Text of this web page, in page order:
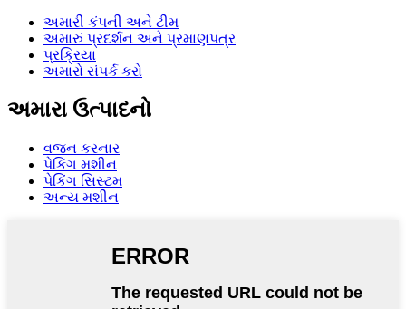
અમારી કંપની અને ટીમ
અમારું પ્રદર્શન અને પ્રમાણપત્ર
પ્રક્રિયા
અમારો સંપર્ક કરો
અમારા ઉત્પાદનો
વજન કરનાર
પેકિંગ મશીન
પેકિંગ સિસ્ટમ
અન્ય મશીન